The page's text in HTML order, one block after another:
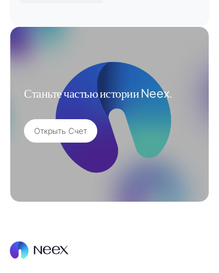
Станьте частью истории Neex.
Открыть Счет